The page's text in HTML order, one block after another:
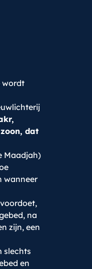
wordt
dat
Maadjah)
wanneer
na
zijn, een
slechts
en